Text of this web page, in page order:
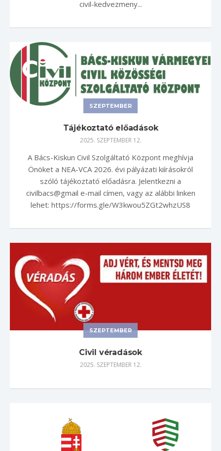
civil-kedvezmeny...
SZEPTEMBER
Tájékoztató előadások
2025. SZEPTEMBER 12.
A Bács-Kiskun Civil Szolgáltató Központ meghívja
Önöket a NEA-VCA 2026. évi pályázati kiírásokról
szóló tájékoztató előadásra. Jelentkezni a
civilbacs@gmail e-mail címen, vagy az alábbi linken
lehet: https://forms.gle/W3kwou5ZGt2whzUS8
SZEPTEMBER
Civil véradások
2025. SZEPTEMBER 12.